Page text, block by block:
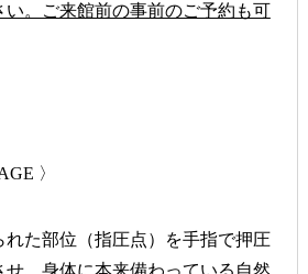
。ご来館前の事前のご予約も可
〉
た部位（指圧点）を手指で押圧
、 身体に本来備わっている自然